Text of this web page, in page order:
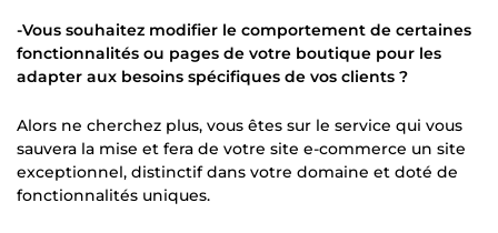
-Vous souhaitez modifier le comportement de certaines
fonctionnalités ou pages de votre boutique pour les
adapter aux besoins spécifiques de vos clients ?
Alors ne cherchez plus, vous êtes sur le service qui vous
sauvera la mise et fera de votre site e-commerce un site
exceptionnel, distinctif dans votre domaine et doté de
fonctionnalités uniques.